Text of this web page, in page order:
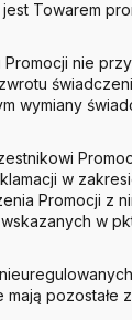
Towarem
nie
wymiany
w
Promocji z
w
mają pozostałe